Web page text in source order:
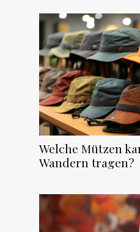
Welche Mützen
Wandern tragen?